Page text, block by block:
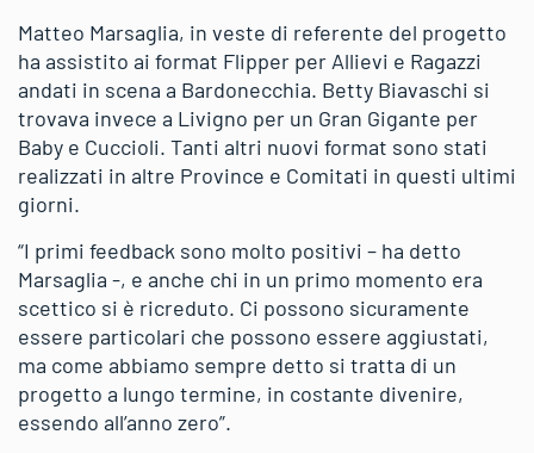
Matteo Marsaglia, in veste di referente del progetto
ha assistito ai format Flipper per Allievi e Ragazzi
andati in scena a Bardonecchia. Betty Biavaschi si
trovava invece a Livigno per un Gran Gigante per
Baby e Cuccioli. Tanti altri nuovi format sono stati
realizzati in altre Province e Comitati in questi ultimi
giorni.
“I primi feedback sono molto positivi – ha detto
Marsaglia -, e anche chi in un primo momento era
scettico si è ricreduto. Ci possono sicuramente
essere particolari che possono essere aggiustati,
ma come abbiamo sempre detto si tratta di un
progetto a lungo termine, in costante divenire,
essendo all’anno zero”.